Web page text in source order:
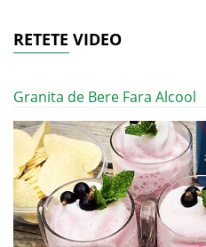
RETETE VIDEO
Granita de Bere Fara Alcool